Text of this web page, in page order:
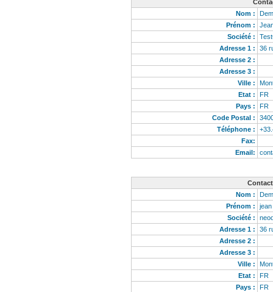
Nom :
Prénom :
Société :
Adresse 1 :
36
Adresse 2 :
Adresse 3 :
Ville :
Etat :
FR
Pays :
FR
Code Postal :
Téléphone :
Fax:
Email:
Nom :
Prénom :
jean
Société :
Adresse 1 :
36
Adresse 2 :
Adresse 3 :
Ville :
Etat :
FR
Pays :
FR